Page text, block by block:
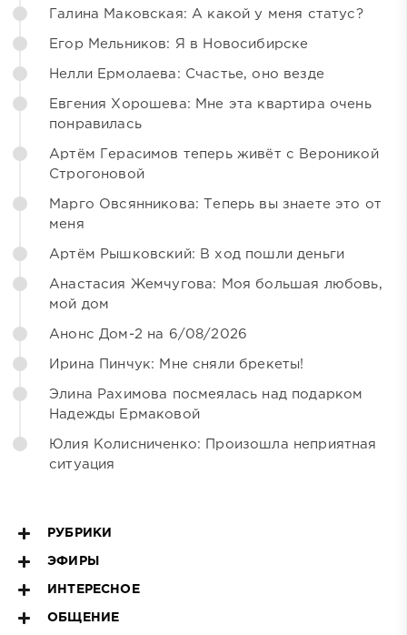
Галина Маковская: А какой у меня статус?
Егор Мельников: Я в Новосибирске
Нелли Ермолаева: Счастье, оно везде
Евгения Хорошева: Мне эта квартира очень
понравилась
Артём Герасимов теперь живёт с Вероникой
Строгоновой
Марго Овсянникова: Теперь вы знаете это от
меня
Артём Рышковский: В ход пошли деньги
Анастасия Жемчугова: Моя большая любовь,
мой дом
Анонс Дом-2 на 6/08/2026
Ирина Пинчук: Мне сняли брекеты!
Элина Рахимова посмеялась над подарком
Надежды Ермаковой
Юлия Колисниченко: Произошла неприятная
ситуация
РУБРИКИ
ЭФИРЫ
ИНТЕРЕСНОЕ
ОБЩЕНИЕ